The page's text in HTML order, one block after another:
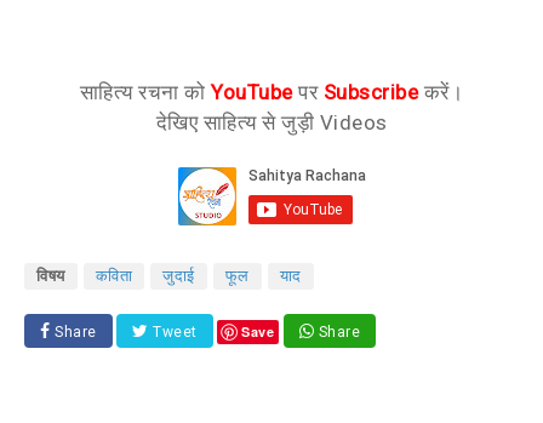
साहित्य रचना कोYouTubeपर Subscribeकरें।
देखिए साहित्य से जुड़ी Videos
विषय कविता जुदाई फूल याद
Share Tweet Save Share